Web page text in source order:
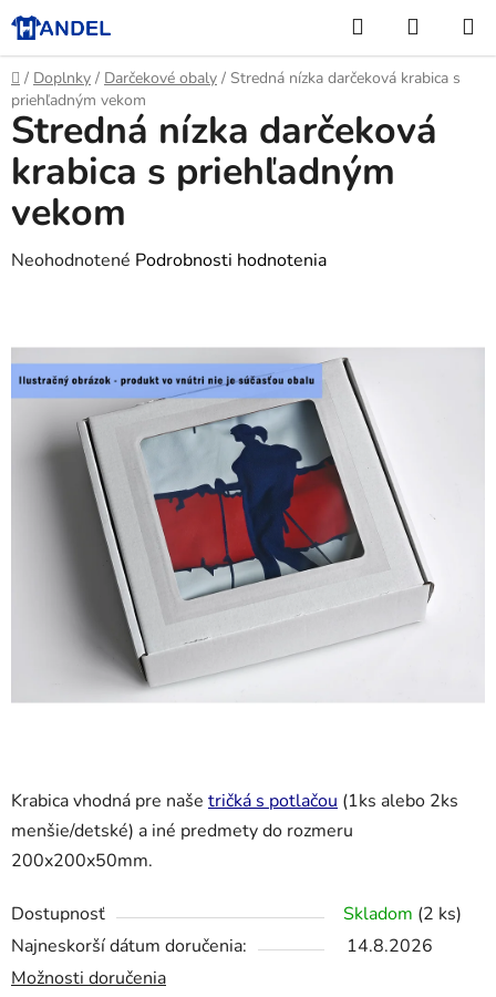
Prejsť
na
obsah
Hľadať
KOŠÍK
Domov
/ Doplnky / Darčekové obaly / Stredná nízka darčeková krabica s
priehľadným vekom
Krabica vhodná pre naše tričká s potlačou (1ks alebo 2ks
menšie/detské) a iné predmety do rozmeru
200x200x50mm.
Dostupnosť Skladom (2 ks)
Najneskorší dátum doručenia:
14.8.2026
Možnosti doručenia
Stredná nízka darčeková
krabica s priehľadným
vekom
Priemerné
je
0,0
hviezdičiek.
Neohodnotené Podrobnosti hodnotenia